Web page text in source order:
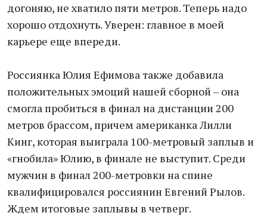
догоняю, не хватило пяти метров. Теперь надо
хорошо отдохнуть. Уверен: главное в моей
карьере еще впереди.
Россиянка Юлия Ефимова также добавила
положительных эмоций нашей сборной – она
смогла пробиться в финал на дистанции 200
метров брассом, причем американка Лилли
Кинг, которая выиграла 100-метровый заплыв и
«гнобила» Юлию, в финале не выступит. Среди
мужчин в финал 200-метровки на спине
квалифицировался россиянин Евгений Рылов.
Ждем итоговые заплывы в четверг.